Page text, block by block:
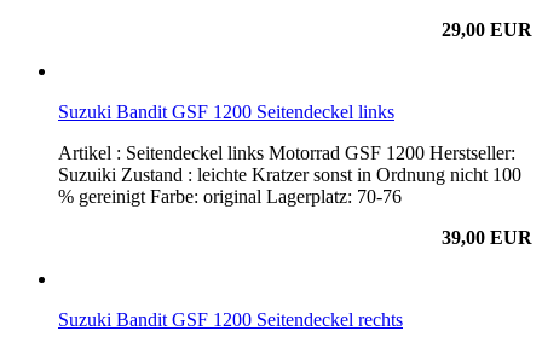
29,00 EUR
Suzuki Bandit GSF 1200 Seitendeckel links
Artikel : Seitendeckel links Motorrad GSF 1200 Herstseller:
Suzuiki Zustand : leichte Kratzer sonst in Ordnung nicht 100
% gereinigt Farbe: original Lagerplatz: 70-76
39,00 EUR
Suzuki Bandit GSF 1200 Seitendeckel rechts